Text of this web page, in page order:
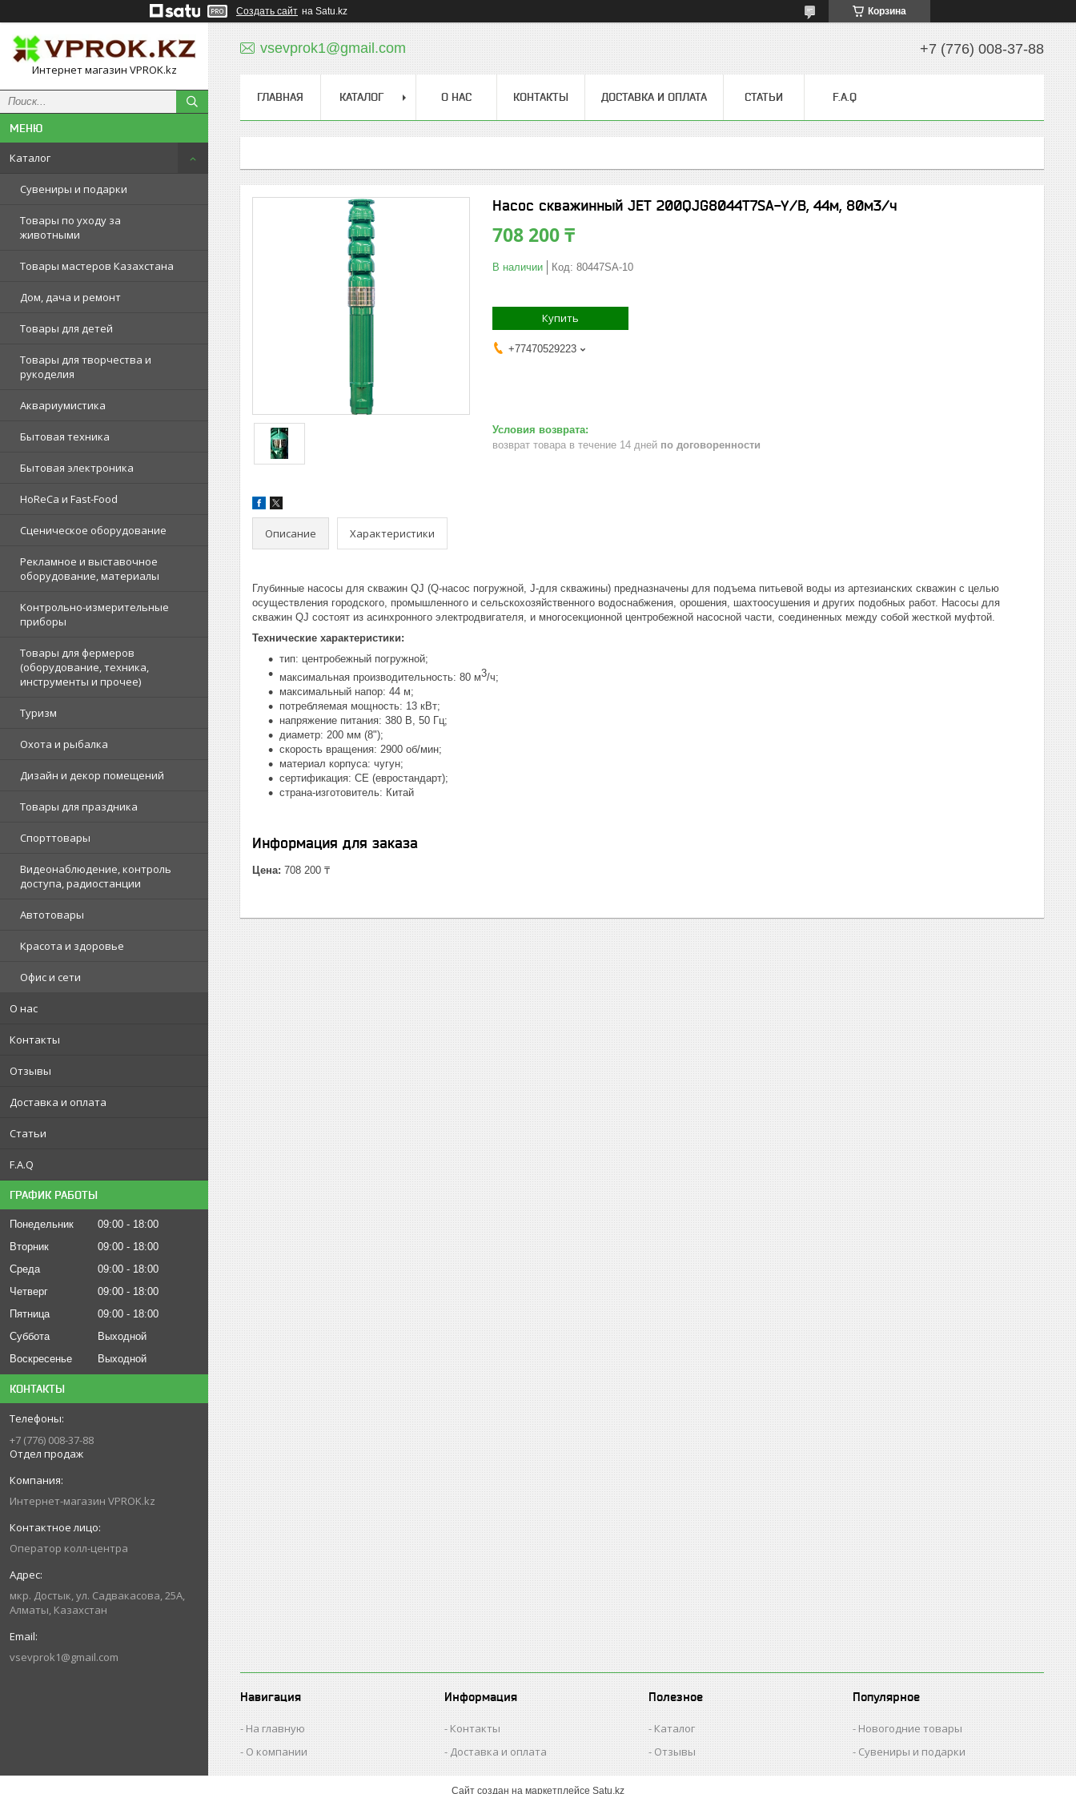
Создать сайт на Satu.kz Корзина
Интернет магазин VPROK.kz
Каталог
Сувениры и подарки
Товары по уходу за
животными
Товары мастеров Казахстана
Дом, дача и ремонт
Товары для детей
Товары для творчества и
рукоделия
Аквариумистика
Бытовая техника
Бытовая электроника
HoReCa и Fast-Food
Сценическое оборудование
Рекламное и выставочное
оборудование, материалы
Контрольно-измерительные
приборы
Товары для фермеров
(оборудование, техника,
инструменты и прочее)
Туризм
Охота и рыбалка
Дизайн и декор помещений
Товары для праздника
Спорттовары
Видеонаблюдение, контроль
доступа, радиостанции
Автотовары
Красота и здоровье
Офис и сети
О нас
Контакты
Отзывы
Доставка и оплата
Статьи
F.A.Q
ГРАФИК РАБОТЫ
Понедельник 09:00
18:00
Вторник
09:00
18:00
Среда
09:00
18:00
Четверг
09:00
18:00
Пятница
09:00
18:00
Суббота
Выходной
Воскресенье
Выходной
КОНТАКТЫ
+7 (776) 008-37-88
Отдел продаж
Интернет-магазин VPROK.kz
Оператор колл-центра
мкр. Достык, ул. Садвакасова, 25А,
Алматы, Казахстан
vsevprok1@gmail.com
vsevprok1@gmail.com +7 (776) 008-37-88
ГЛАВНАЯ КАТАЛОГ О НАС КОНТАКТЫ ДОСТАВКА И ОПЛАТА СТАТЬИ F.A.Q
Насос скважинный JET 200QJG8044T7SA-Y/B, 44м, 80м3/ч
708 200 ₸
В наличии Код: 80447SA-10
Купить
+77470529223
возврат товара в течение 14 дней по договоренности
Описание Характеристики
Глубинные насосы для скважин QJ (Q-насос погружной, J-для скважины) предназначены для подъема питьевой воды из артезианских скважин с целью
осуществления городского, промышленного и сельскохозяйственного водоснабжения, орошения, шахтоосушения и других подобных работ. Насосы для
скважин QJ состоят из асинхронного электродвигателя, и многосекционной центробежной насосной части, соединенных между собой жесткой муфтой.
Технические характеристики:
тип: центробежный погружной;
максимальная производительность: 80 м3/ч;
максимальный напор: 44 м;
потребляемая мощность: 13 кВт;
напряжение питания: 380 В, 50 Гц;
диаметр: 200 мм (8");
скорость вращения: 2900 об/мин;
материал корпуса: чугун;
сертификация: CE (евростандарт);
страна-изготовитель: Китай
Информация для заказа
Цена: 708 200 ₸
Навигация
На главную
О компании
Информация
Контакты
Доставка и оплата
Полезное
Каталог
Отзывы
Популярное
Новогодние товары
Сувениры и подарки
Сайт создан на маркетплейсе Satu.kz